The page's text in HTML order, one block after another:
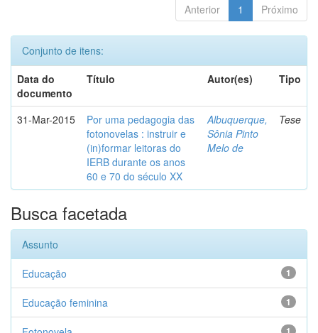
Anterior 1 Próximo
Conjunto de itens:
Data do
documento
Título Autor(es) Tipo
31-Mar-2015
Por uma pedagogia das
fotonovelas : instruir e
(in)formar leitoras do
IERB durante os anos
60 e 70 do século XX
Albuquerque,
Sônia Pinto
Melo de
Tese
Busca facetada
Assunto
1
Educação
1
Educação feminina